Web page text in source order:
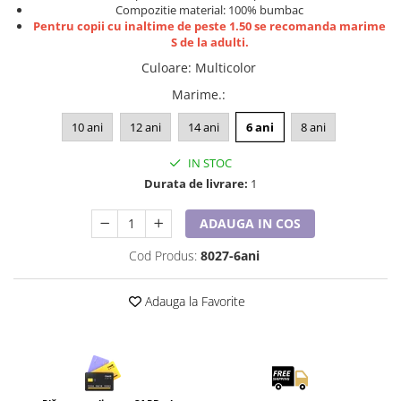
Lenjerii de pat pentru copii
Cadouri Cuplu
Pijamale de barbati
Halate si pijamale Family
Cadouri ocazii speciale
Tricouri de craciun
Compozitie material: 100% bumbac
Pentru copii cu inaltime de peste 1.50 se recomanda marime
S de la adulti.
Culoare: Multicolor
Marime.:
10 ani 12 ani 14 ani 6 ani 8 ani
IN STOC
Durata de livrare: 1
ADAUGA IN COS
Cod Produs: 8027-6ani
Adauga la Favorite